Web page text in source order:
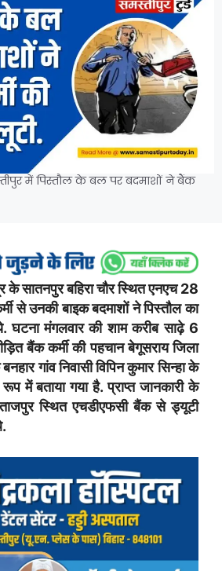
में पिस्तौल के बल पर बदमाशों ने बैंक
के सातनपुर बहिरा चौर स्थित एनएच 28
से उनकी बाइक बदमाशों ने पिस्तौल का
घटना मंगलवार की शाम करीब साढ़े 6
बैंक कर्मी की पहचान बेगूसराय जिला
गांव निवासी विपिन कुमार सिन्हा के
में बताया गया है. प्राप्त जानकारी के
ताजपुर स्थित एचडीएफसी बैंक से ड्यूटी